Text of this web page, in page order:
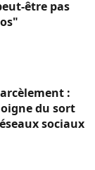
être pas
:
du sort
sociaux